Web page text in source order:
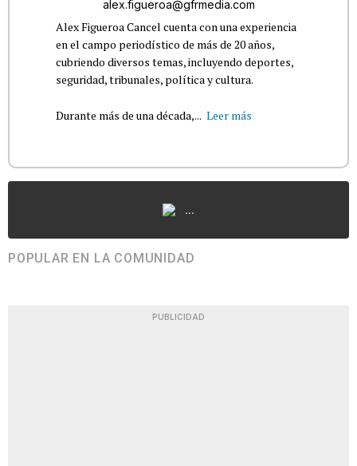
alex.figueroa@gfrmedia.com
Alex Figueroa Cancel cuenta con una experiencia
en el campo periodístico de más de 20 años,
cubriendo diversos temas, incluyendo deportes,
seguridad, tribunales, política y cultura.
Durante más de una década,... Leer más
...
POPULAR EN LA COMUNIDAD
PUBLICIDAD